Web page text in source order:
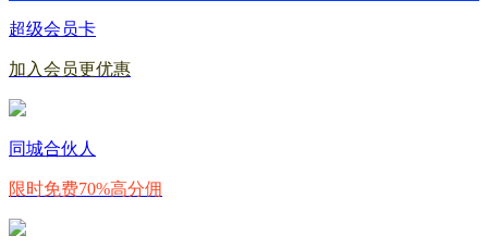
超级会员卡
加入会员更优惠
同城合伙人
限时免费70%高分佣